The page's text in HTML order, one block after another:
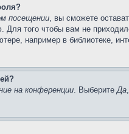
посещении, вы сможете
Для того чтобы вам не
например в библиотеке,
на конференции. ВыберитеДа